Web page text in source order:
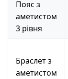
Пояс з
аметистом
3 рівня
Браслет з
аметистом